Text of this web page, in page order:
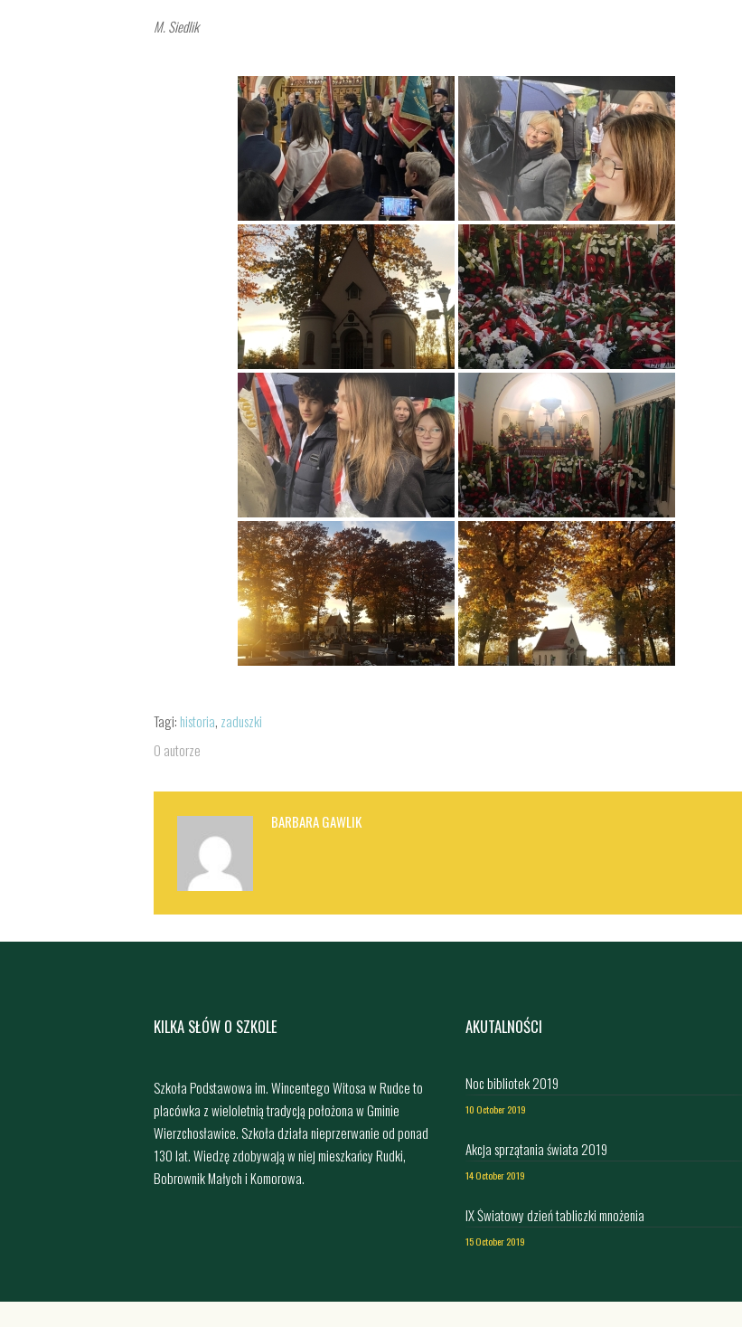
M. Siedlik
Tagi: historia, zaduszki
O autorze
BARBARA GAWLIK
KILKA SŁÓW O SZKOLE
Szkoła Podstawowa im. Wincentego Witosa w Rudce to
placówka z wieloletnią tradycją położona w Gminie
Wierzchosławice. Szkoła działa nieprzerwanie od ponad
130 lat. Wiedzę zdobywają w niej mieszkańcy Rudki,
Bobrownik Małych i Komorowa.
AKUTALNOŚCI
Noc bibliotek 2019
10 October 2019
Akcja sprzątania świata 2019
14 October 2019
IX Światowy dzień tabliczki mnożenia
15 October 2019